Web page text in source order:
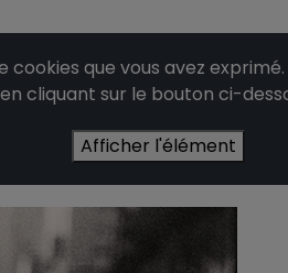
que vous avez
en cliquant sur le bouton ci-
Afficher l'élément